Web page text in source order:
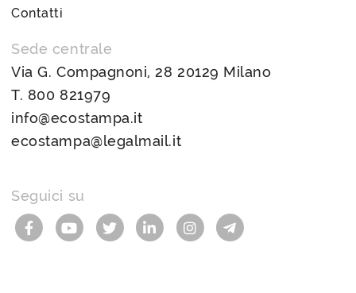
Contatti
Sede centrale
Via G. Compagnoni, 28 20129 Milano
T. 800 821979
info@ecostampa.it
ecostampa@legalmail.it
Seguici su